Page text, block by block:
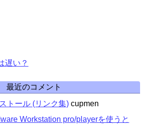
遅い？
最近のコメント
トール (リンク集) cupmen
Workstation pro/playerを使うと